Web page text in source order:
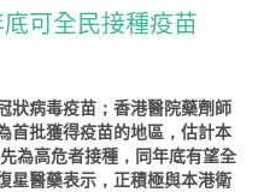
可全民接種疫苗
狀病毒疫苗；香港醫院藥劑師
首批獲得疫苗的地區，估計本
為高危者接種，同年底有望全
星醫藥表示，正積極與本港衛